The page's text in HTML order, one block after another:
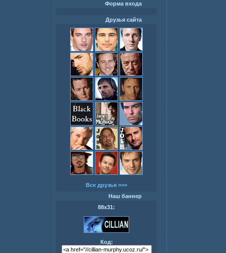
Форма входа
Друзья сайта
Все друзья >>>
Наш баннер
88х31:
Код: